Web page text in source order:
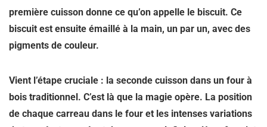
première cuisson donne ce qu’on appelle le biscuit. Ce
biscuit est ensuite émaillé à la main, un par un, avec des
pigments de couleur.
Vient l’étape cruciale : la seconde cuisson dans un four à
bois traditionnel. C’est là que la magie opère. La position
de chaque carreau dans le four et les intenses variations